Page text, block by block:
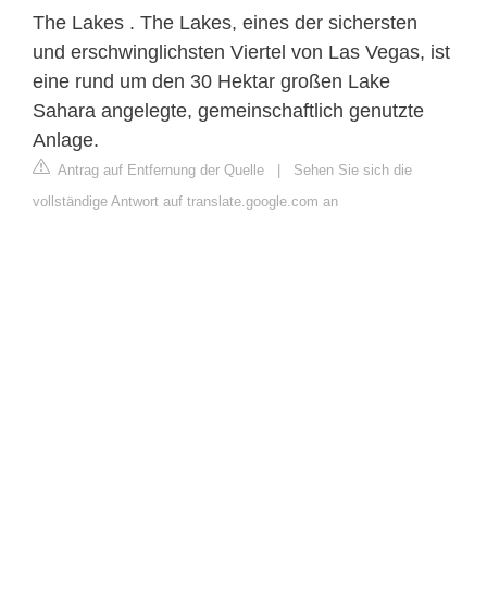
The Lakes . The Lakes, eines der sichersten
und erschwinglichsten Viertel von Las Vegas, ist
eine rund um den 30 Hektar großen Lake
Sahara angelegte, gemeinschaftlich genutzte
Anlage.
Antrag auf Entfernung der Quelle | Sehen Sie sich die
vollständige Antwort auf translate.google.com an